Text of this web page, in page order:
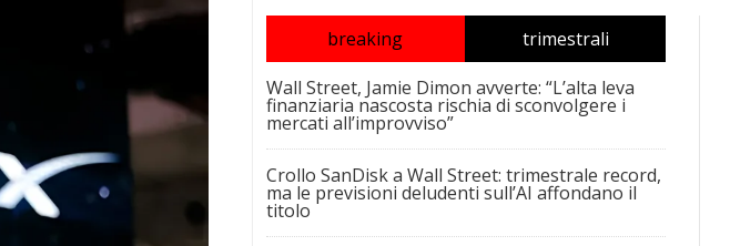
breaking
trimestrali
Wall Street, Jamie Dimon avverte: “L’alta leva
finanziaria nascosta rischia di sconvolgere i
mercati all’improvviso”
Crollo SanDisk a Wall Street: trimestrale record,
ma le previsioni deludenti sull’AI affondano il
titolo